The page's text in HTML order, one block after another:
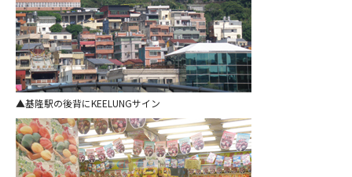
基隆駅の後背にKEELUNGサイン